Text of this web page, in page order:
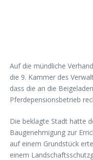
Auf die mündliche
die 9. Kammer des
dass die an die
Pferdepensionsbetrieb
Die beklagte Stadt hatte
Baugenehmigung zur
auf einem Grundstück
einem